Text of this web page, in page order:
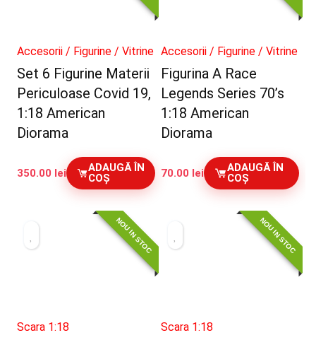
Accesorii / Figurine / Vitrine
Set 6 Figurine Materii
Periculoase Covid 19,
1:18 American
Diorama
350.00 lei
ADAUGĂ ÎN
COȘ
Accesorii / Figurine / Vitrine
Figurina A Race
Legends Series 70’s
1:18 American
Diorama
70.00 lei
ADAUGĂ ÎN
COȘ
NOU IN STOC
Scara 1:18
NOU IN STOC
Scara 1:18